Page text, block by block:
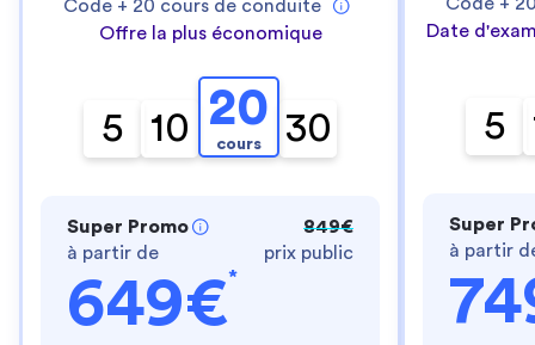
Code + 20 cours de conduite
Offre la plus économique
5 10 20
cours 30
Super Promo
à partir de
649€*
849€
prix public
Date
5
Super
à partir